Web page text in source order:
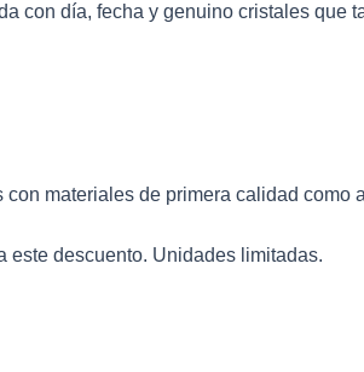
con día, fecha y genuino cristales que
materiales de primera calidad
este descuento. Unidades limitadas.